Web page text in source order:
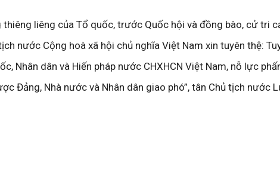
thiêng liêng của Tổ quốc, trước Quốc hội và đồng bào, cử tri
nước Cộng hoà xã hội chủ nghĩa Việt Nam xin tuyên thệ:
Nhân dân và Hiến pháp nước CHXHCN Việt Nam, nỗ lực
Đảng, Nhà nước và Nhân dân giao phó”, tân Chủ tịch nước